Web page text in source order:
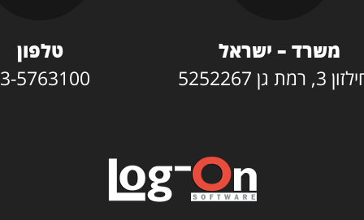
משרד – ישראל
גן 5252267
טלפון
5763100